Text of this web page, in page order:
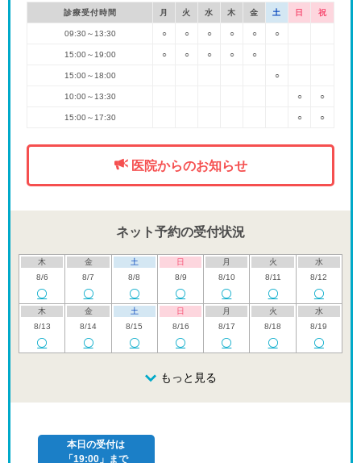
診療受付時間 月 火 水 木 金 土 日 祝
09:30～13:30 ○ ○ ○ ○ ○ ○
15:00～19:00 ○ ○ ○ ○ ○
15:00～18:00 ○
10:00～13:30 ○ ○
15:00～17:30 ○ ○
医院からのお知らせ
ネット予約の受付状況
木
8/6
金
8/7
土
8/8
日
8/9
月
8/10
火
8/11
水
8/12
木
8/13
金
8/14
土
8/15
日
8/16
月
8/17
火
8/18
水
8/19
8/23
金
もっと見る
本日の受付は
「19:00」まで